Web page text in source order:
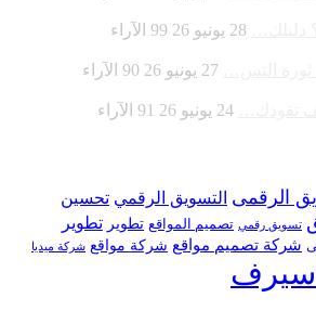
28 يونيو 26 99 الآراء
27 يونيو 26 90 الآراء
24 يونيو 26 91 الآراء
الرقمى التسويق الرقمي تحسين
تسويق رقمي تصميم المواقع تطوير تطوير
شركة تصميم مواقع شركة مواقع شركة ميديا
سيرف